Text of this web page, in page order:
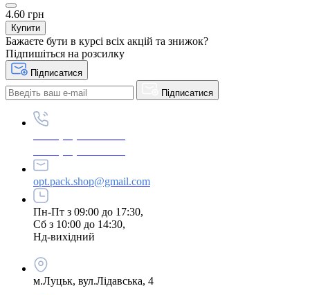
4.60 грн
Купити
Бажаєте бути в курсі всіх акцій та знижок?
Підпишіться на розсилку
Підписатися
Підписатися
opt.pack.shop@gmail.com
Пн-Пт з 09:00 до 17:30,
Сб з 10:00 до 14:30,
Нд-вихідний
м.Луцьк, вул.Лідавська, 4